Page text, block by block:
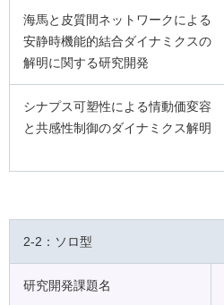
海馬と皮質間ネットワークによる
安静時機能的結合ダイナミクスの
解明に関する研究開発
シナプス可塑性による情動価変容
と共感性制御のダイナミクス解明
2-2：ソロ型
研究開発課題名